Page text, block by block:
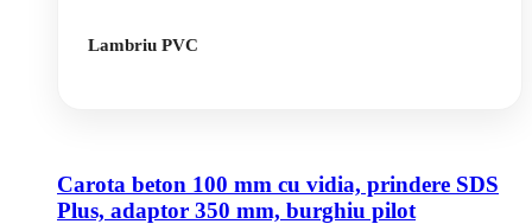
Lambriu PVC
Carota beton 100 mm cu vidia, prindere SDS
Plus, adaptor 350 mm, burghiu pilot